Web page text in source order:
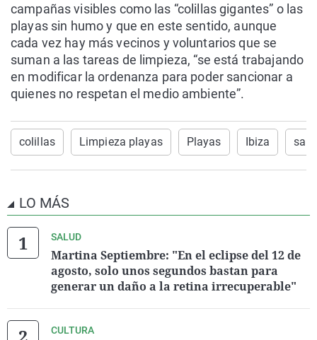
campañas visibles como las “colillas gigantes” o las
playas sin humo y que en este sentido, aunque
cada vez hay más vecinos y voluntarios que se
suman a las tareas de limpieza, “se está trabajando
en modificar la ordenanza para poder sancionar a
quienes no respetan el medio ambiente”.
colillas Limpieza playas Playas Ibiza
LO MÁS
SALUD
Martina Septiembre: "En el eclipse del 12 de
agosto, solo unos segundos bastan para
generar un daño a la retina irrecuperable"
CULTURA